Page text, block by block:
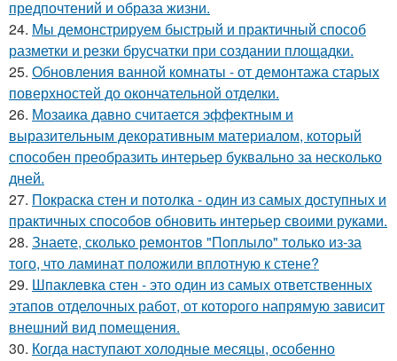
предпочтений и образа жизни.
24. Мы демонстрируем быстрый и практичный способ
разметки и резки брусчатки при создании площадки.
25. Обновления ванной комнаты - от демонтажа старых
поверхностей до окончательной отделки.
26. Мозаика давно считается эффектным и
выразительным декоративным материалом, который
способен преобразить интерьер буквально за несколько
дней.
27. Покраска стен и потолка - один из самых доступных и
практичных способов обновить интерьер своими руками.
28. Знаете, сколько ремонтов "Поплыло" только из-за
того, что ламинат положили вплотную к стене?
29. Шпаклевка стен - это один из самых ответственных
этапов отделочных работ, от которого напрямую зависит
внешний вид помещения.
30. Когда наступают холодные месяцы, особенно